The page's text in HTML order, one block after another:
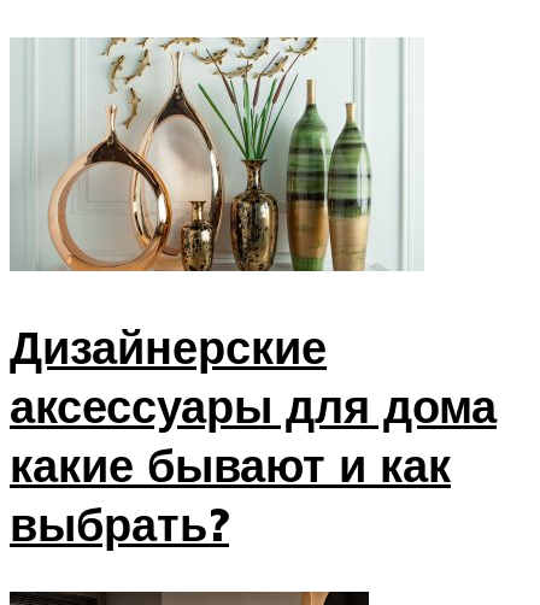
Дизайнерские
аксессуары для дома
какие бывают и как
выбрать?